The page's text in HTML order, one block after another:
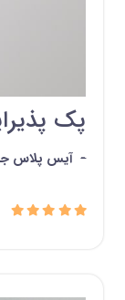
پک
- آیس پلاس